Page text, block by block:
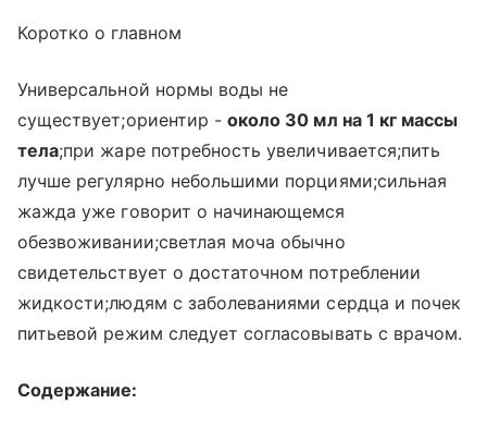
Коротко о главном
Универсальной нормы воды не
существует;ориентир -около 30 мл на 1 кг массы
тела;при жаре потребность увеличивается;пить
лучше регулярно небольшими порциями;сильная
жажда уже говорит о начинающемся
обезвоживании;светлая моча обычно
свидетельствует о достаточном потреблении
жидкости;людям с заболеваниями сердца и почек
питьевой режим следует согласовывать с врачом.
Содержание: